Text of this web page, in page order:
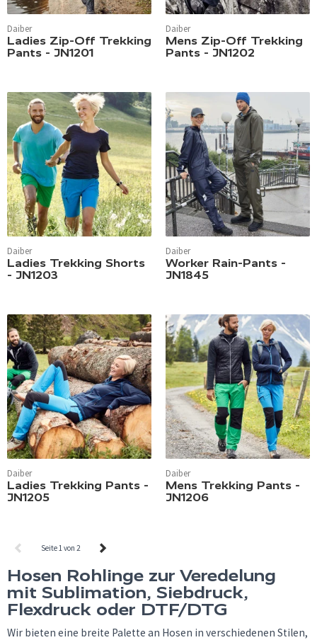
Daiber
Ladies Zip-Off Trekking
Pants - JN1201
Daiber
Mens Zip-Off Trekking
Pants - JN1202
Daiber
Ladies Trekking Shorts
- JN1203
Daiber
Worker Rain-Pants -
JN1845
Daiber
Ladies Trekking Pants -
JN1205
Daiber
Mens Trekking Pants -
JN1206
Seite 1 von 2
Hosen Rohlinge zur Veredelung
mit Sublimation, Siebdruck,
Flexdruck oder DTF/DTG
Wir bieten eine breite Palette an Hosen in verschiedenen Stilen,